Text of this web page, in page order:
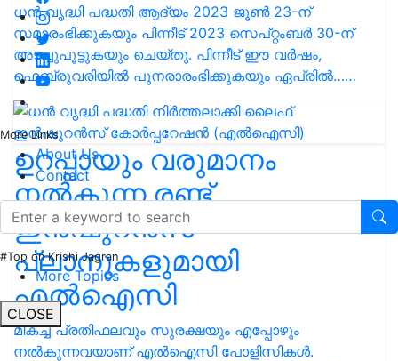
More Links
About Us
Contact
#Top on Krishi Jagran
More Topics
CLOSE
ധൻ വൃദ്ധി പദ്ധതി ആദ്യം 2023 ജൂൺ 23-ന്
സമാരംഭിക്കുകയും പിന്നീട് 2023 സെപ്‌റ്റംബർ 30-ന്
അടച്ചുപൂട്ടുകയും ചെയ്തു. പിന്നീട് ഈ വർഷം,
ഫെബ്രുവരിയിൽ പുനരാരംഭിക്കുകയും ഏപ്രിൽ……
ഉറപ്പായും വരുമാനം
നൽകുന്ന രണ്ട്
ഇൻഷുറൻസ്
പ്ലാനുകളുമായി
എൽഐസി
മികച്ച പ്രതിഫലവും സുരക്ഷയും എപ്പോഴും
നൽകുന്നവയാണ് എൽഐസി പോളിസികൾ.